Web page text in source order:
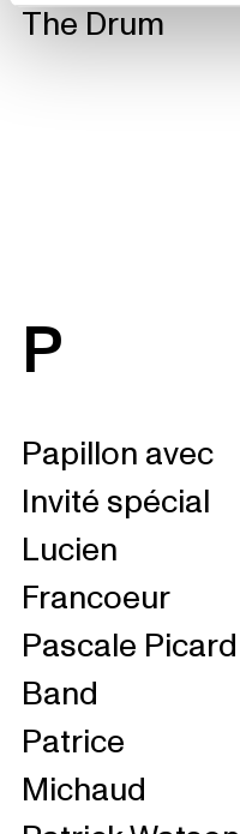
The Drum
P
Papillon avec
Invité spécial
Lucien
Francoeur
Pascale Picard
Band
Patrice
Michaud